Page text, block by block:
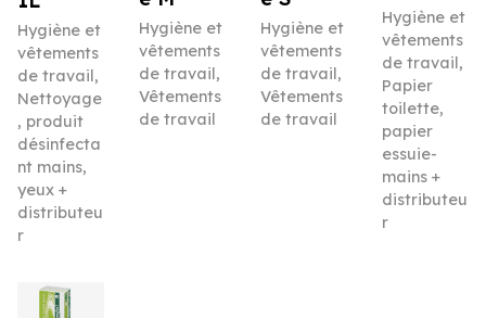
Hygiène et
vêtements
de travail,
Nettoyage
, produit
désinfecta
nt mains,
yeux +
distributeu
r
Hygiène et
vêtements
de travail ,
Vêtements
de travail
Hygiène et
vêtements
de travail ,
Vêtements
de travail
Hygiène et
vêtements
de travail,
Papier
toilette,
papier
essuie-
mains +
distributeu
r